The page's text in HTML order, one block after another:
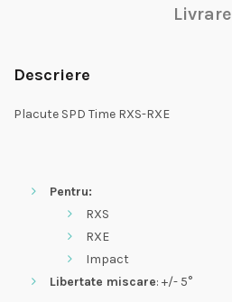
Livrare
Descriere
Placute SPD Time RXS-RXE
Pentru:
RXS
RXE
Impact
Libertate miscare: +/- 5°